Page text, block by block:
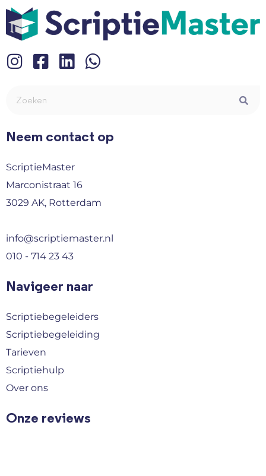
Neem contact op
ScriptieMaster
Marconistraat 16
3029 AK, Rotterdam
info@scriptiemaster.nl
010 - 714 23 43
Navigeer naar
Scriptiebegeleiders
Scriptiebegeleiding
Tarieven
Scriptiehulp
Over ons
Onze reviews